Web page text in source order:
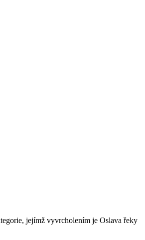
jejímž vyvrcholením je Oslava řeky